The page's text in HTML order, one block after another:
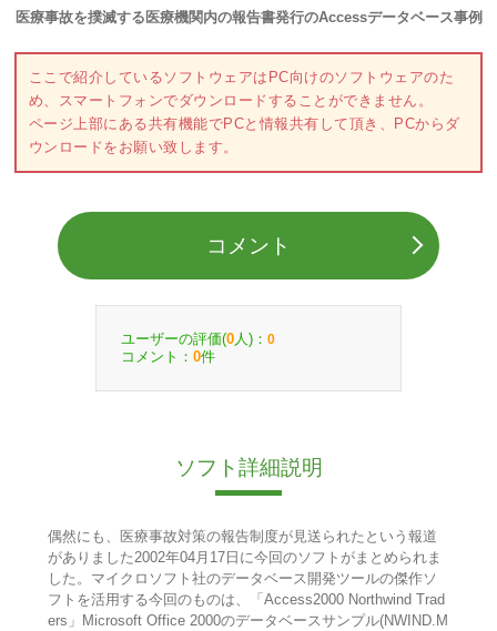
医療事故を撲滅する医療機関内の報告書発行のAccessデータベース事例
ここで紹介しているソフトウェアはPC向けのソフトウェアのた
め、スマートフォンでダウンロードすることができません。
ページ上部にある共有機能でPCと情報共有して頂き、PCからダ
ウンロードをお願い致します。
コメント
ユーザーの評価(0 人)： 0
コメント： 0件
ソフト詳細説明
偶然にも、医療事故対策の報告制度が見送られたという報道
がありました2002年04月17日に今回のソフトがまとめられま
した。マイクロソフト社のデータベース開発ツールの傑作ソ
フトを活用する今回のものは、「Access2000 Northwind Trad
ers」Microsoft Office 2000のデータベースサンプル(NWIND.M